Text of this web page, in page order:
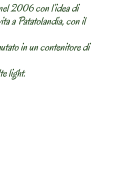
2006 con l’idea di
a Patatolandia, con il
in un contenitore di
light.